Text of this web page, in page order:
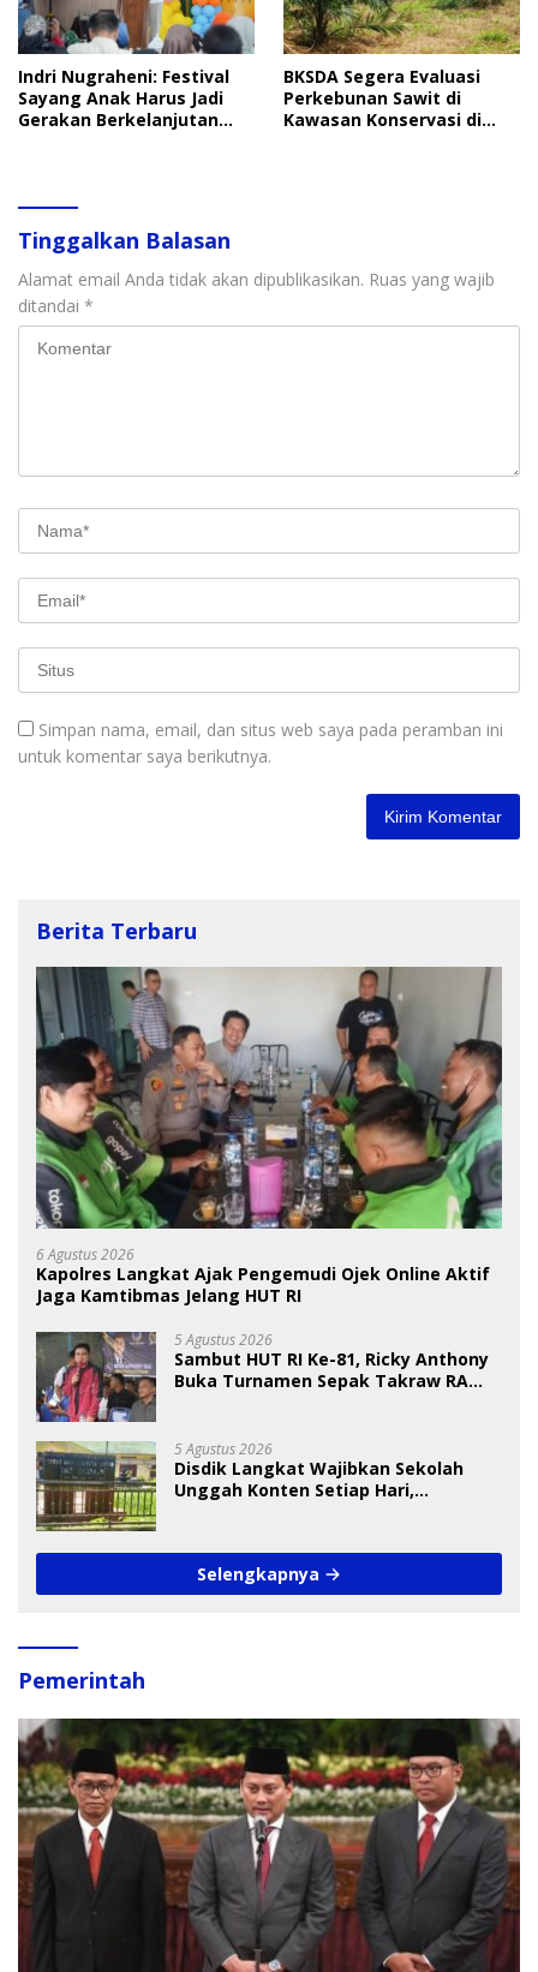
Indri Nugraheni: Festival
Sayang Anak Harus Jadi
Gerakan Berkelanjutan
BKSDA Segera Evaluasi
Perkebunan Sawit di
Kawasan Konservasi di
Tinggalkan Balasan
Alamat email Anda tidak akan dipublikasikan. Ruas yang wajib
ditandai *
Simpan nama, email, dan situs web saya pada peramban ini
untuk komentar saya berikutnya.
Berita Terbaru
6 Agustus 2026
Kapolres Langkat Ajak Pengemudi Ojek Online Aktif
Jaga Kamtibmas Jelang HUT RI
5 Agustus 2026
Sambut HUT RI Ke-81, Ricky Anthony
Buka Turnamen Sepak Takraw RA
5 Agustus 2026
Disdik Langkat Wajibkan Sekolah
Unggah Konten Setiap Hari,
Selengkapnya
Pemerintah